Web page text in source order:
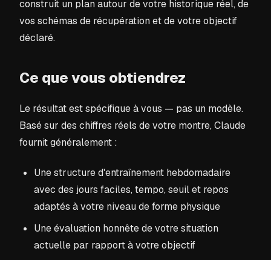
construit un plan autour de votre historique réel, de
vos schémas de récupération et de votre objectif
déclaré.
Ce que vous obtiendrez
Le résultat est spécifique à vous — pas un modèle.
Basé sur des chiffres réels de votre montre, Claude
fournit généralement :
Une structure d'entraînement hebdomadaire
avec des jours faciles, tempo, seuil et repos
adaptés à votre niveau de forme physique
Une évaluation honnête de votre situation
actuelle par rapport à votre objectif